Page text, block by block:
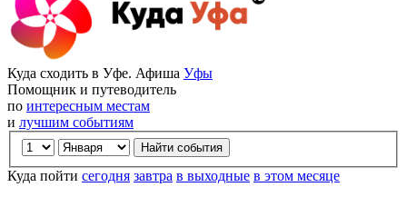
Куда сходить в Уфе. Афиша Уфы
Помощник и путеводитель
по интересным местам
и лучшим событиям
Куда пойти сегодня завтра в выходные в этом месяце